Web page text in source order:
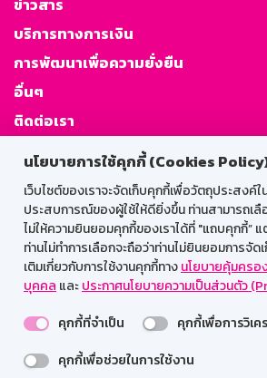
นโยบายการใช้คุกกี้ (Cookies
เว็บไซต์ของเราจะจัดเก็บคุกกี้เพื่อวัตถุประสงค์
ประสบการณ์ของผู้ใช้ให้ดียิ่งขึ้น ท่านสามารถเ
ไม่ให้ความยินยอมคุกกี้ของเราได้ที่ "แถบคุกกี้”
ท่านไม่ทำการเลือกจะถือว่าท่านไม่ยินยอมการจั
เติมเกี่ยวกับการใช้งานคุกกี้ทางนโยบายคุ้มคร
บุคคล และประกาศนโยบายความเป็นส่วนตัว
คุกกี้ที่จำเป็น
คุกกี้เพื่อการวิเค
คุกกี้เพื่อช่วยในการใช้งาน
ข่าวสาร
บริการทางการเงิน
การพัฒนาเพื่อความยั่งยืน
อื่นๆ
ติดต่อเรา
GSB Society:
สำหรับพนักงาน
Web HR
GSB Wisdom
เข้าสู่ระบบเน็ตเมล